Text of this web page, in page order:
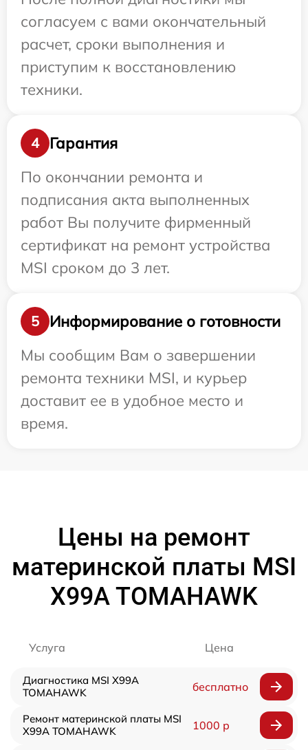
согласуем с вами окончательный
расчет, сроки выполнения и
приступим к восстановлению
техники.
4
Гарантия
По окончании ремонта и
подписания акта выполненных
работ Вы получите фирменный
сертификат на ремонт устройства
MSI сроком до 3 лет.
5
Информирование о готовности
Мы сообщим Вам о завершении
ремонта техники MSI, и курьер
доставит ее в удобное место и
время.
Цены на ремонт
материнской платы MSI
X99A TOMAHAWK
Услуга Цена
Диагностика MSI X99A
TOMAHAWK
бесплатно
Ремонт материнской платы MSI
X99A TOMAHAWK
1000 р